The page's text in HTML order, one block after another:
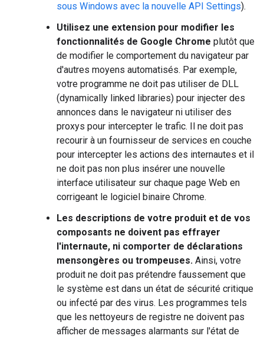
sous Windows avec la nouvelle API Settings).
Utilisez une extension pour modifier les
fonctionnalités de Google Chrome plutôt que
de modifier le comportement du navigateur par
d'autres moyens automatisés. Par exemple,
votre programme ne doit pas utiliser de DLL
(dynamically linked libraries) pour injecter des
annonces dans le navigateur ni utiliser des
proxys pour intercepter le trafic. Il ne doit pas
recourir à un fournisseur de services en couche
pour intercepter les actions des internautes et il
ne doit pas non plus insérer une nouvelle
interface utilisateur sur chaque page Web en
corrigeant le logiciel binaire Chrome.
Les descriptions de votre produit et de vos
composants ne doivent pas effrayer
l'internaute, ni comporter de déclarations
mensongères ou trompeuses. Ainsi, votre
produit ne doit pas prétendre faussement que
le système est dans un état de sécurité critique
ou infecté par des virus. Les programmes tels
que les nettoyeurs de registre ne doivent pas
afficher de messages alarmants sur l'état de